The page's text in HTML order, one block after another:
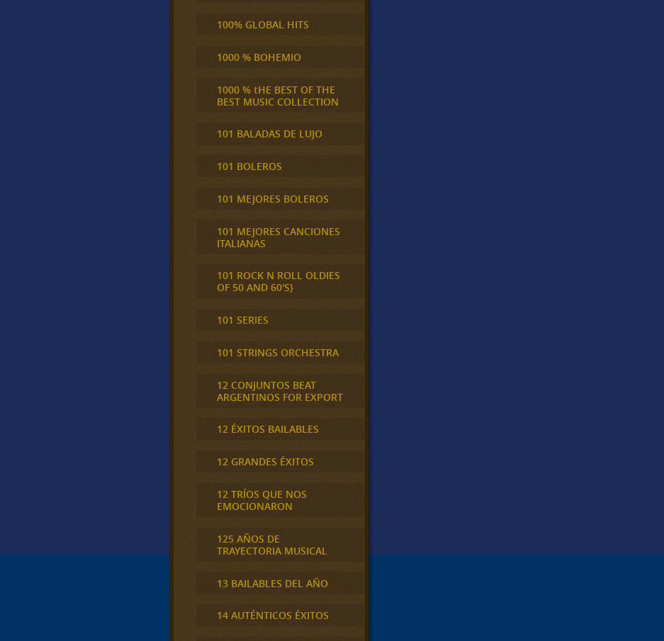
100% GLOBAL HITS
1000 % BOHEMIO
1000 % tHE BEST OF THE
BEST MUSIC COLLECTION
101 BALADAS DE LUJO
101 BOLEROS
101 MEJORES BOLEROS
101 MEJORES CANCIONES
ITALIANAS
101 ROCK N ROLL OLDIES
OF 50 AND 60'S}
101 SERIES
101 STRINGS ORCHESTRA
12 CONJUNTOS BEAT
ARGENTINOS FOR EXPORT
12 ÉXITOS BAILABLES
12 GRANDES ÉXITOS
12 TRÍOS QUE NOS
EMOCIONARON
125 AÑOS DE
TRAYECTORIA MUSICAL
13 BAILABLES DEL AÑO
14 AUTÉNTICOS ÉXITOS